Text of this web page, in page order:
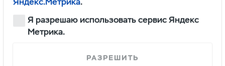
реально положить машину на бок.
Однажды я чуть не исполнил этот трюк, когда
порыв ветра толкнул справа в «парус» высокого
Я разрешаю использовать сервис Яндекс
Метрика.
РАЗРЕШИТЬ